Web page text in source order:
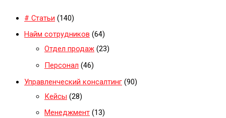
# Статьи (140)
Найм сотрудников (64)
Отдел продаж (23)
Персонал (46)
Управленческий консалтинг (90)
Кейсы (28)
Менеджмент (13)